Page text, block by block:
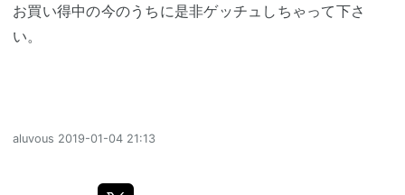
お買い得中の今のうちに是非ゲッチュしちゃって下さ
い。
aluvous 2019-01-04 21:13